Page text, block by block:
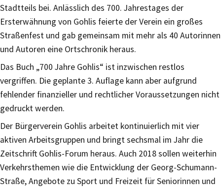
Stadtteils bei. Anlässlich des 700. Jahrestages der
Ersterwähnung von Gohlis feierte der Verein ein großes
Straßenfest und gab gemeinsam mit mehr als 40 Autorinnen
und Autoren eine Ortschronik heraus.
Das Buch „700 Jahre Gohlis“ ist inzwischen restlos
vergriffen. Die geplante 3. Auflage kann aber aufgrund
fehlender finanzieller und rechtlicher Voraussetzungen nicht
gedruckt werden.
Der Bürgerverein Gohlis arbeitet kontinuierlich mit vier
aktiven Arbeitsgruppen und bringt sechsmal im Jahr die
Zeitschrift Gohlis-Forum heraus. Auch 2018 sollen weiterhin
Verkehrsthemen wie die Entwicklung der Georg-Schumann-
Straße, Angebote zu Sport und Freizeit für Seniorinnen und